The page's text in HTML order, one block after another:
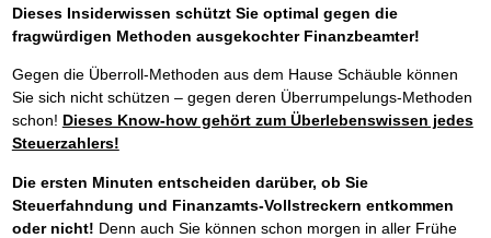
Dieses Insiderwissen schützt Sie optimal gegen die
fragwürdigen Methoden ausgekochter Finanzbeamter!
Gegen die Überroll-Methoden aus dem Hause Schäuble können
Sie sich nicht schützen – gegen deren Überrumpelungs-Methoden
schon! Dieses Know-how gehört zum Überlebenswissen jedes
Steuerzahlers!
Die ersten Minuten entscheiden darüber, ob Sie
Steuerfahndung und Finanzamts-Vollstreckern entkommen
oder nicht! Denn auch Sie können schon morgen in aller Frühe